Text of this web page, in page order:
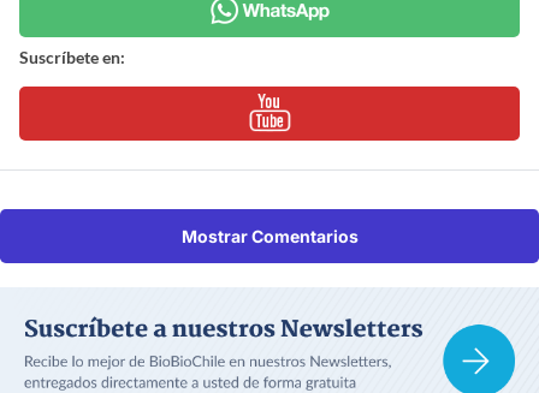
Suscríbete en:
Mostrar Comentarios